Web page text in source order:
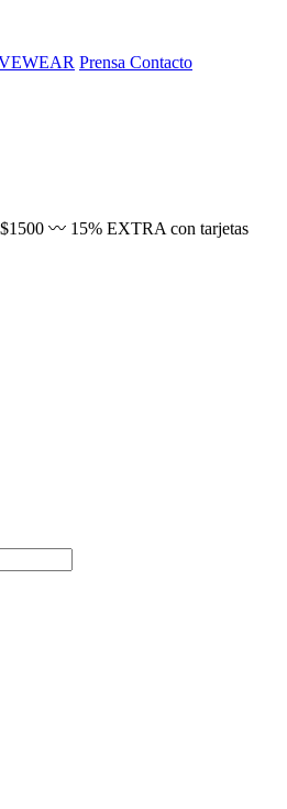
Prensa Contacto
〰 15% EXTRA con tarjetas